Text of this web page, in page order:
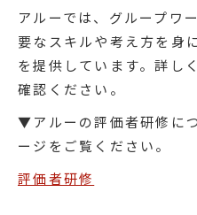
アルーでは、グループワ
要なスキルや考え方を身
を提供しています。詳し
確認ください。
▼アルーの評価者研修に
ージをご覧ください。
評価者研修